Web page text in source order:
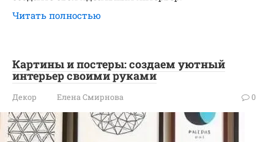
Читать полностью
Картины и постеры: создаем уютный
интерьер своими руками
Декор Елена Смирнова 0